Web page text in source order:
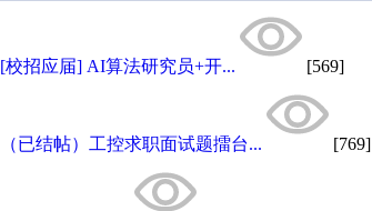
[校招应届] AI算法研究员+开... [569]
（已结帖）工控求职面试题擂台... [769]